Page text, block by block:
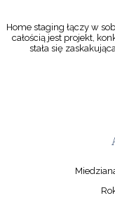
Home staging łączy w
całością jest projekt,
stała się